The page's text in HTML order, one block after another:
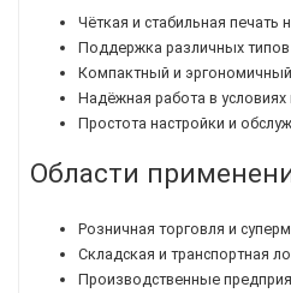
Чёткая и стабильная печать
Поддержка различных
Компактный и
Надёжная работа в условиях
Простота настройки и
Области
Розничная торговля и
Складская и транспортная
Производственные